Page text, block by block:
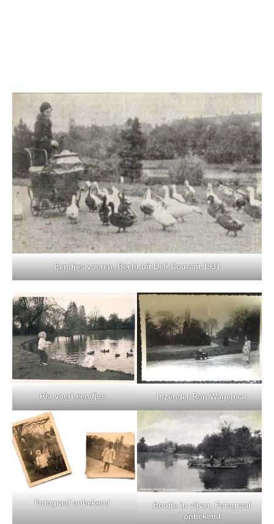
Eendjes voeren. Beeld uit Deli Courant 1931
Ria voert eendjes Inzender Ron Wagenaar
Fotograaf onbekend
Bootje in vijver, Fotograaf
onbekend